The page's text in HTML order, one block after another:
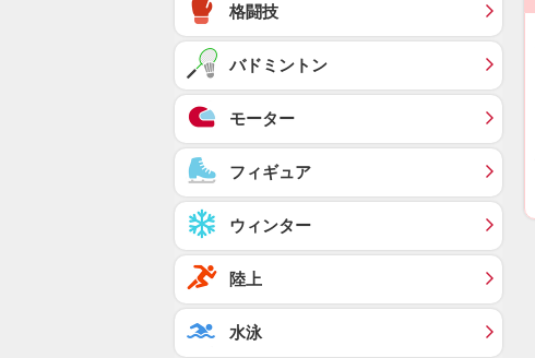
格闘技
バドミントン
モーター
フィギュア
ウィンター
陸上
水泳